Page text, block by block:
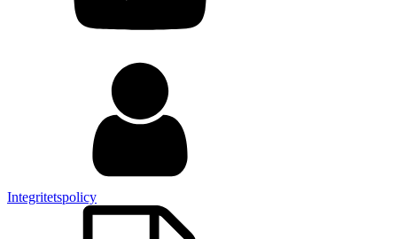
Integritetspolicy